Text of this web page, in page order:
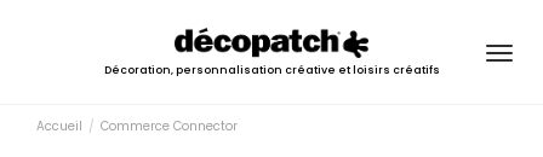
Décoration, personnalisation créative et loisirs créatifs
Accueil Commerce Connector